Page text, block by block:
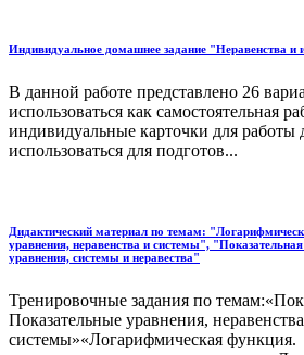
Индивидуальное домашнее задание "Неравенства и
В данной работе представлено 26
использоваться как самостоятельная
индивидуальные карточки для работы
использоваться для подготов...
Дидактический материал по темам:
уравнения, неравенства и системы",
уравнения, системы и неравества"
Тренировочные задания по
Показательные уравнения,
системы»«Логарифмическая